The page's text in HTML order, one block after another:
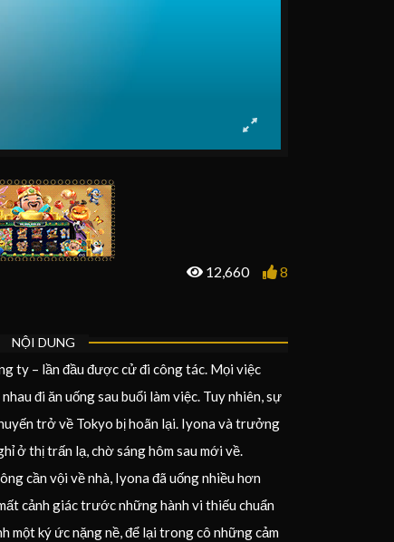
12,660 8
NỘI DUNG
ty – lần đầu được cử đi công tác. Mọi việc
đi ăn uống sau buổi làm việc. Tuy nhiên, sự
trở về Tokyo bị hoãn lại. Iyona và trưởng
ở thị trấn lạ, chờ sáng hôm sau mới về.
cần vội về nhà, Iyona đã uống nhiều hơn
cảnh giác trước những hành vi thiếu chuẩn
một ký ức nặng nề, để lại trong cô những cảm